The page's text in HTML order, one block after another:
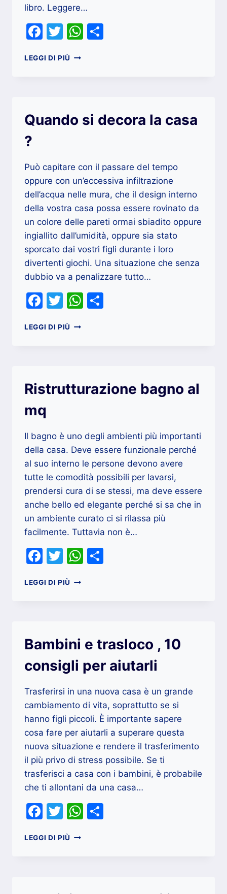
libro. Leggere…
Facebook
TwitterWhatsApp
LEGGI DI PIÙ
QUALI
RICERCATI
Quando si decora la casa
?
Può capitare con il passare del tempo
oppure con un’eccessiva infiltrazione
dell’acqua nelle mura, che il design interno
della vostra casa possa essere rovinato da
un colore delle pareti ormai sbiadito oppure
ingiallito dall’umidità, oppure sia stato
sporcato dai vostri figli durante i loro
divertenti giochi. Una situazione che senza
dubbio va a penalizzare tutto…
Facebook
TwitterWhatsApp
LEGGI DI PIÙ QUANDO
Ristrutturazione bagno al
mq
Il bagno è uno degli ambienti più importanti
della casa. Deve essere funzionale perché
al suo interno le persone devono avere
tutte le comodità possibili per lavarsi,
prendersi cura di se stessi, ma deve essere
anche bello ed elegante perché si sa che in
un ambiente curato ci si rilassa più
facilmente. Tuttavia non è…
Facebook
TwitterWhatsApp
LEGGI DI PIÙ RISTRUTTURAZIONE
Bambini e trasloco , 10
consigli per aiutarli
Trasferirsi in una nuova casa è un grande
cambiamento di vita, soprattutto se si
hanno figli piccoli. È importante sapere
cosa fare per aiutarli a superare questa
nuova situazione e rendere il trasferimento
il più privo di stress possibile. Se ti
trasferisci a casa con i bambini, è probabile
che ti allontani da una casa…
Facebook
TwitterWhatsApp
LEGGI DI PIÙ BAMBINI